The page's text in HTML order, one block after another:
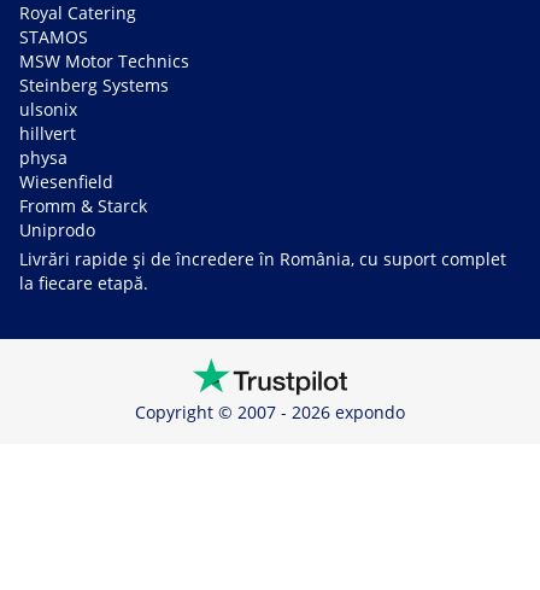
Royal Catering
STAMOS
MSW Motor Technics
Steinberg Systems
ulsonix
hillvert
physa
Wiesenfield
Fromm & Starck
Uniprodo
Livrări rapide și de încredere în România, cu suport complet
la fiecare etapă.
Copyright © 2007 - 2026 expondo